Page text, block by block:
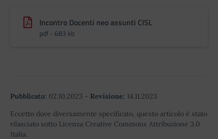
Incontro Docenti neo assunti CISL
pdf - 683 kb
Pubblicato: 02.10.2023 - Revisione: 14.11.2023
Eccetto dove diversamente specificato, questo articolo è stato
rilasciato sotto Licenza Creative Commons Attribuzione 3.0
Italia.